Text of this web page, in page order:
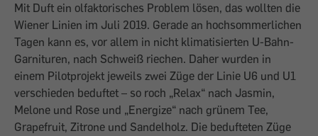
Mit Duft ein olfaktorisches Problem lösen, das wollten die
Wiener Linien im Juli 2019. Gerade an hochsommerlichen
Tagen kann es, vor allem in nicht klimatisierten U-Bahn-
Garnituren, nach Schweiß riechen. Daher wurden in
einem Pilotprojekt jeweils zwei Züge der Linie U6 und U1
verschieden beduftet – so roch „Relax“ nach Jasmin,
Melone und Rose und „Energize“ nach grünem Tee,
Grapefruit, Zitrone und Sandelholz. Die bedufteten Züge